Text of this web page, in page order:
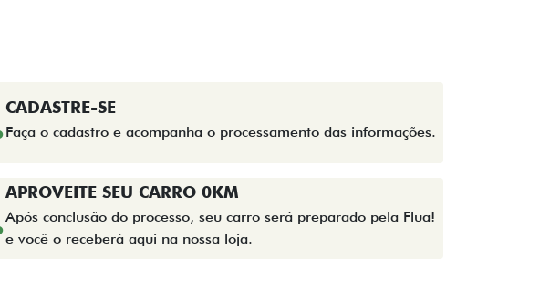
CADASTRE-SE
Faça o cadastro e acompanha o processamento das informações.
APROVEITE SEU CARRO 0KM
Após conclusão do processo, seu carro será preparado pela Flua!
e você o receberá aqui na nossa loja.